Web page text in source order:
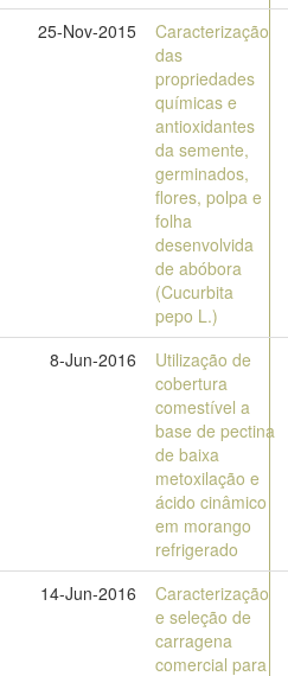
25-Nov-2015
Caracterização
das
propriedades
químicas e
antioxidantes
da semente,
germinados,
flores, polpa e
folha
desenvolvida
de abóbora
(Cucurbita
pepo L.)
8-Jun-2016
Utilização de
cobertura
comestível a
base de pectina
de baixa
metoxilação e
ácido cinâmico
em morango
refrigerado
14-Jun-2016
Caracterização
e seleção de
carragena
comercial para